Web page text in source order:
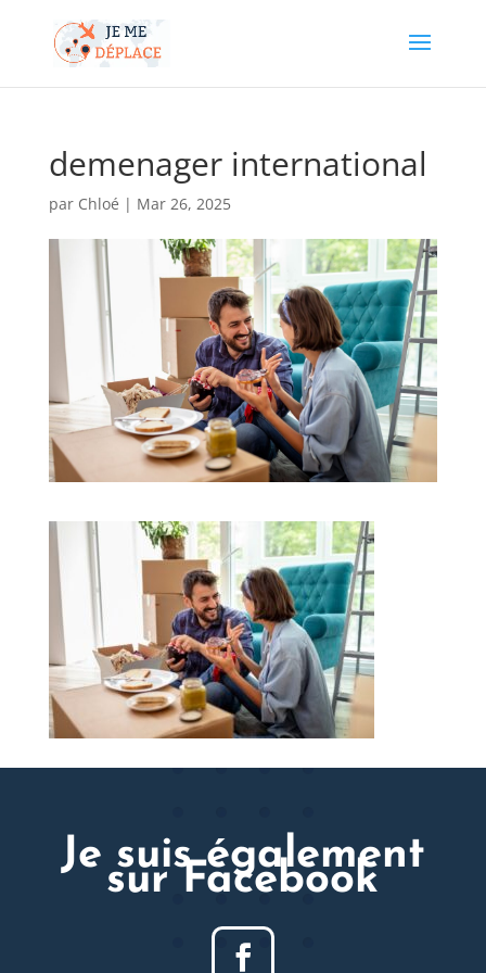
demenager international
par Chloé | Mar 26, 2025
Je suis également
sur Facebook